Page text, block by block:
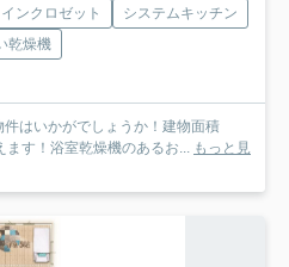
ンクロゼット
システムキッチン
乾燥機
はいかがでしょうか！建物面積
す！浴室乾燥機のあるお... もっと見